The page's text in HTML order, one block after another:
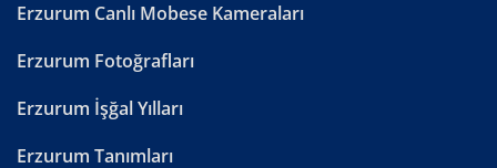
Erzurum Canlı Mobese Kameraları
Erzurum Fotoğrafları
Erzurum İşğal Yılları
Erzurum Tanımları